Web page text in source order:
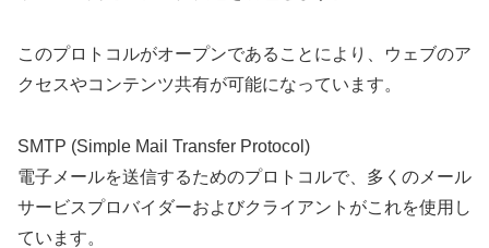
このプロトコルがオープンであることにより、ウェブのア
クセスやコンテンツ共有が可能になっています。
SMTP (Simple Mail Transfer Protocol)
電子メールを送信するためのプロトコルで、多くのメール
サービスプロバイダーおよびクライアントがこれを使用し
ています。